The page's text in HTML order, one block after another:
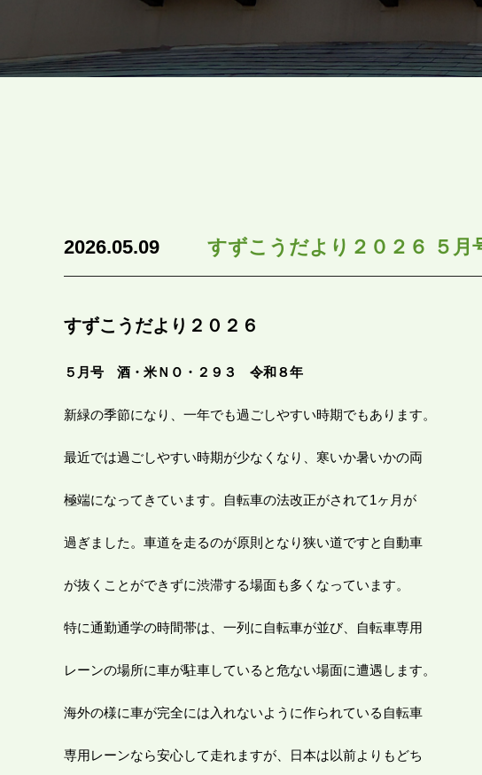
2026.05.09 すずこうだより２０２６ ５
すずこうだより２０２６
５ 月号 酒・米ＮＯ・２９３ 令和８年
新緑の季節になり、一年でも過ごしやすい時期でもあります。
最近では過ごしやすい時期が少なくなり、寒いか暑いかの両
極端になってきています。自転車の法改正がされて1ヶ月が
過ぎました。車道を走るのが原則となり狭い道ですと自動車
が抜くことができずに渋滞する場面も多くなっています。
特に通勤通学の時間帯は、一列に自転車が並び、自転車専用
レーンの場所に車が駐車していると危ない場面に遭遇します。
海外の様に車が完全には入れないように作られている自転車
専用レーンなら安心して走れますが、日本は以前よりもどち